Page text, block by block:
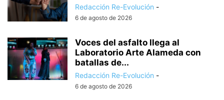
Redacción Re-Evolución -
6 de agosto de 2026
Voces del asfalto llega al
Laboratorio Arte Alameda con
batallas de...
Redacción Re-Evolución -
6 de agosto de 2026